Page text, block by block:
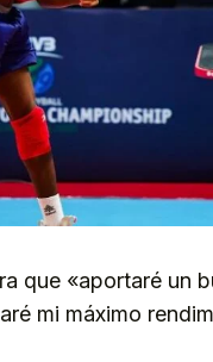
que «aportaré un
mi máximo